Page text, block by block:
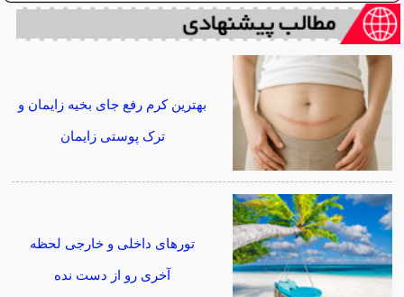
بهترین کرم رفع جای بخیه زایمان و
ترک پوستی زایمان
تورهای داخلی و خارجی لحظه
آخری رو از دست نده